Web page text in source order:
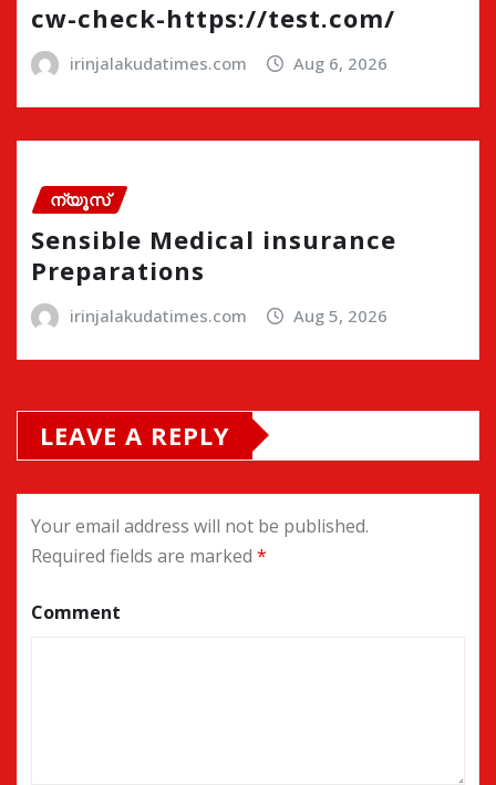
cw-check-https://test.com/
irinjalakudatimes.com Aug 6, 2026
ന്യൂസ്
Sensible Medical insurance
Preparations
irinjalakudatimes.com Aug 5, 2026
LEAVE A REPLY
Your email address will not be published.
Required fields are marked *
Comment